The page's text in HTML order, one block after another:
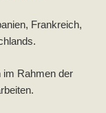
Frankreich,
im Rahmen der